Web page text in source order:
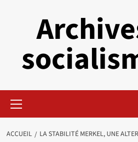
principal
ACCUEIL
LA STABILITÉ MERKEL, UNE